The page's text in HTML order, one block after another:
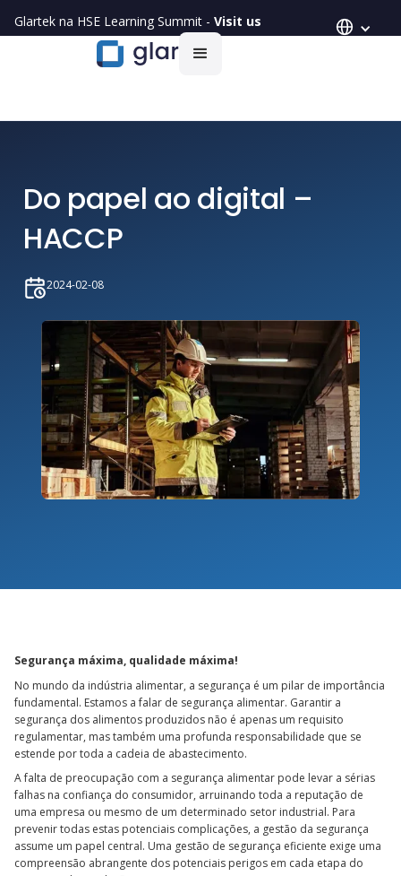
Glartek na HSE Learning Summit - Visit us
Do papel ao digital –
HACCP
2024-02-08
Segurança máxima, qualidade máxima!
No mundo da indústria alimentar, a segurança é um pilar de importância
fundamental. Estamos a falar de segurança alimentar. Garantir a
segurança dos alimentos produzidos não é apenas um requisito
regulamentar, mas também uma profunda responsabilidade que se
estende por toda a cadeia de abastecimento.
A falta de preocupação com a segurança alimentar pode levar a sérias
falhas na confiança do consumidor, arruinando toda a reputação de
uma empresa ou mesmo de um determinado setor industrial. Para
prevenir todas estas potenciais complicações, a gestão da segurança
assume um papel central. Uma gestão de segurança eficiente exige uma
compreensão abrangente dos potenciais perigos em cada etapa do